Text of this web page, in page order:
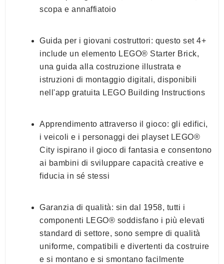
scopa e annaffiatoio
Guida per i giovani costruttori: questo set 4+
include un elemento LEGO® Starter Brick,
una guida alla costruzione illustrata e
istruzioni di montaggio digitali, disponibili
nell'app gratuita LEGO Building Instructions
Apprendimento attraverso il gioco: gli edifici,
i veicoli e i personaggi dei playset LEGO®
City ispirano il gioco di fantasia e consentono
ai bambini di sviluppare capacità creative e
fiducia in sé stessi
Garanzia di qualità: sin dal 1958, tutti i
componenti LEGO® soddisfano i più elevati
standard di settore, sono sempre di qualità
uniforme, compatibili e divertenti da costruire
e si montano e si smontano facilmente